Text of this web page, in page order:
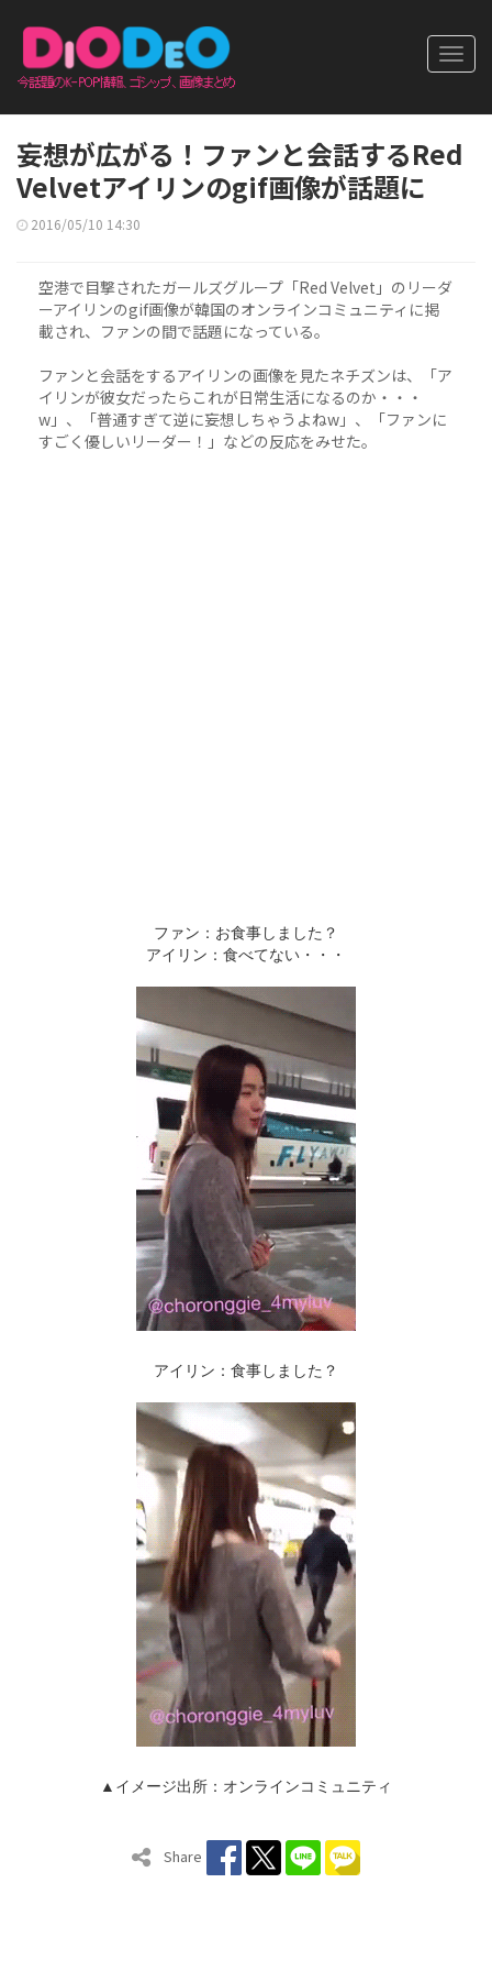
妄想が広がる！ファンと会話するRed
Velvetアイリンのgif画像が話題に
2016/05/10 14:30
空港で目撃されたガールズグループ「Red Velvet」のリーダ
ーアイリンのgif画像が韓国のオンラインコミュニティに掲
載され、ファンの間で話題になっている。
ファンと会話をするアイリンの画像を見たネチズンは、「ア
イリンが彼女だったらこれが日常生活になるのか・・・
w」、「普通すぎて逆に妄想しちゃうよねw」、「ファンに
すごく優しいリーダー！」などの反応をみせた。
ファン：お食事しました？
アイリン：食べてない・・・
アイリン：食事しました？
▲イメージ出所：オンラインコミュニティ
Share